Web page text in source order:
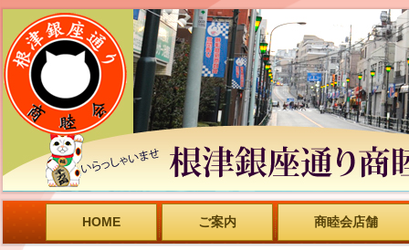
HOME ご案内 商睦会店舗